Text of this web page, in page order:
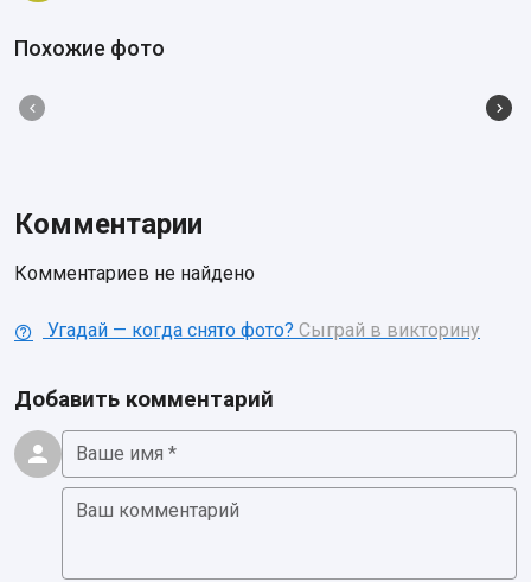
Похожие фото
Комментарии
Комментариев не найдено
Угадай — когда снято фото? Сыграй в викторину
Добавить комментарий
Ваше имя *
Ваш комментарий